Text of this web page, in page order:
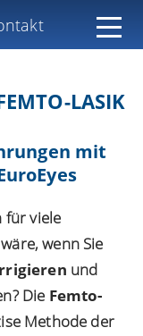
LASIK
mit
für viele
wenn Sie
und
Die Femto-
Methode der